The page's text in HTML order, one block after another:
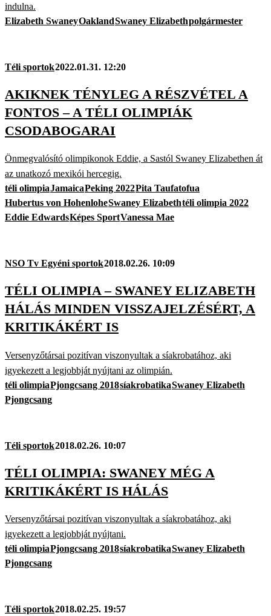
indulna.
Elizabeth SwaneyOaklandSwaney Elizabethpolgármester
Téli sportok2022.01.31. 12:20
AKIKNEK TÉNYLEG A RÉSZVÉTEL A
FONTOS – A TÉLI OLIMPIÁK
CSODABOGARAI
Önmegvalósító olimpikonok Eddie, a Sastól Swaney Elizabethen át
az unatkozó mexikói hercegig.
téli olimpiaJamaicaPeking 2022Pita Taufatofua
Hubertus von HohenloheSwaney Elizabethtéli olimpia 2022
Eddie EdwardsKépes SportVanessa Mae
NSO Tv Egyéni sportok2018.02.26. 10:09
TÉLI OLIMPIA – SWANEY ELIZABETH
HÁLÁS MINDEN VISSZAJELZÉSÉRT, A
KRITIKÁKÉRT IS
Versenyzőtársai pozitívan viszonyultak a síakrobatához, aki
igyekezett a legjobbját nyújtani az olimpián.
téli olimpiaPjongcsang 2018síakrobatikaSwaney Elizabeth
Pjongcsang
Téli sportok2018.02.26. 10:07
TÉLI OLIMPIA: SWANEY MÉG A
KRITIKÁKÉRT IS HÁLÁS
Versenyzőtársai pozitívan viszonyultak a síakrobatához, aki
igyekezett a legjobbját nyújtani.
téli olimpiaPjongcsang 2018síakrobatikaSwaney Elizabeth
Pjongcsang
Téli sportok2018.02.25. 19:57